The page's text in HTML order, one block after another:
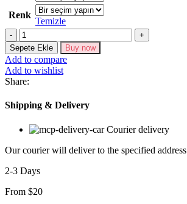
Renk
Temizle
Kadın
Sıfır
Kol
Dokuma
Viskon
Kumaş
Gömlek
adet
Sepete Ekle Buy now
Add to compare
Add to wishlist
Share:
Shipping & Delivery
Courier delivery
Our courier will deliver to the specified address
2-3 Days
From $20